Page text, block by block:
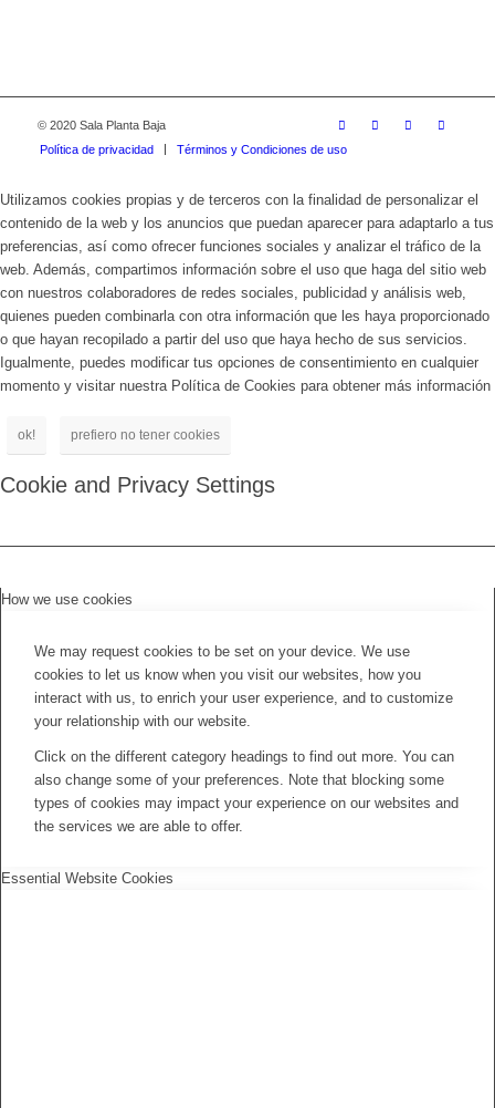
© 2020 Sala Planta Baja
Política de privacidad
Términos y Condiciones de uso
Utilizamos cookies propias y de terceros con la finalidad de personalizar el
contenido de la web y los anuncios que puedan aparecer para adaptarlo a tus
preferencias, así como ofrecer funciones sociales y analizar el tráfico de la
web. Además, compartimos información sobre el uso que haga del sitio web
con nuestros colaboradores de redes sociales, publicidad y análisis web,
quienes pueden combinarla con otra información que les haya proporcionado
o que hayan recopilado a partir del uso que haya hecho de sus servicios.
Igualmente, puedes modificar tus opciones de consentimiento en cualquier
momento y visitar nuestra Política de Cookies para obtener más información
ok! prefiero no tener cookies
Cookie and Privacy Settings
How we use cookies
We may request cookies to be set on your device. We use
cookies to let us know when you visit our websites, how you
interact with us, to enrich your user experience, and to customize
your relationship with our website.
Click on the different category headings to find out more. You can
also change some of your preferences. Note that blocking some
types of cookies may impact your experience on our websites and
the services we are able to offer.
Essential Website Cookies